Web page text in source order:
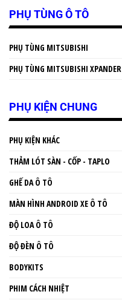
PHỤ TÙNG Ô TÔ
PHỤ TÙNG MITSUBISHI
PHỤ TÙNG MITSUBISHI XPANDER
PHỤ KIỆN CHUNG
PHỤ KIỆN KHÁC
THẢM LÓT SÀN - CỐP - TAPLO
GHẾ DA Ô TÔ
MÀN HÌNH ANDROID XE Ô TÔ
ĐỘ LOA Ô TÔ
ĐỘ ĐÈN Ô TÔ
BODYKITS
PHIM CÁCH NHIỆT